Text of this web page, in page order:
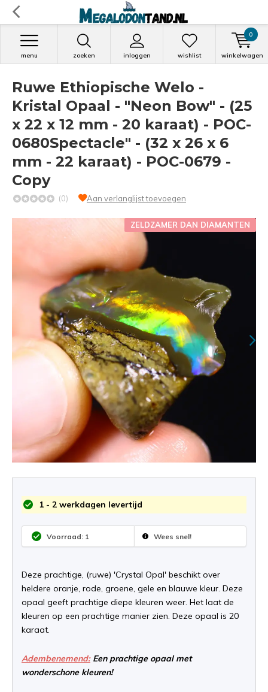
zoeken inloggen
menu wishlist winkelwagen
0
Ruwe Ethiopische Welo -
Kristal Opaal - "Neon Bow" - (25
x 22 x 12 mm - 20 karaat) - POC-
0680Spectacle" - (32 x 26 x 6
mm - 22 karaat) - POC-0679 -
Copy
(0) Aan verlanglijst toevoegen
ZELDZAMER DAN DIAMANTEN
1 - 2 werkdagen levertijd
Voorraad: 1 Wees snel!
Deze prachtige, (ruwe) 'Crystal Opal' beschikt over
heldere oranje, rode, groene, gele en blauwe kleur. Deze
opaal geeft prachtige diepe kleuren weer. Het laat de
kleuren op een prachtige manier zien. Deze opaal is 20
karaat.
Adembenemend:Een prachtige opaal met
wonderschone kleuren!